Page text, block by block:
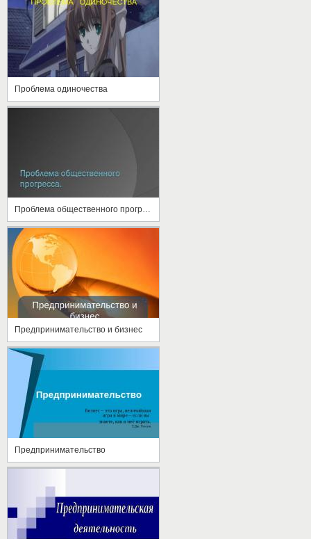
Проблема одиночества
Предпринимательство и бизнес
Предпринимательство